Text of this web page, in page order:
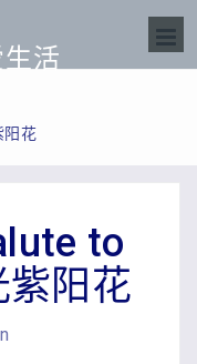
活
阳花
to
阳花